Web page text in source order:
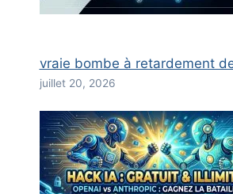
vraie bombe à retardement
juillet 20, 2026